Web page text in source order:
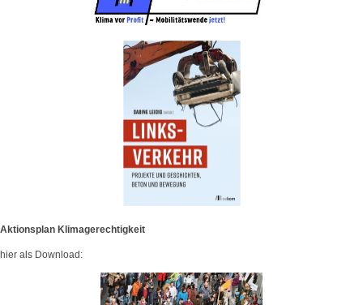
Aktionsplan Klimagerechtigkeit
hier als Download: